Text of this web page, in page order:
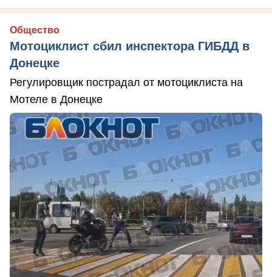
Общество
Мотоциклист сбил инспектора ГИБДД в
Донецке
Регулировщик пострадал от мотоциклиста на
Мотеле в Донецке